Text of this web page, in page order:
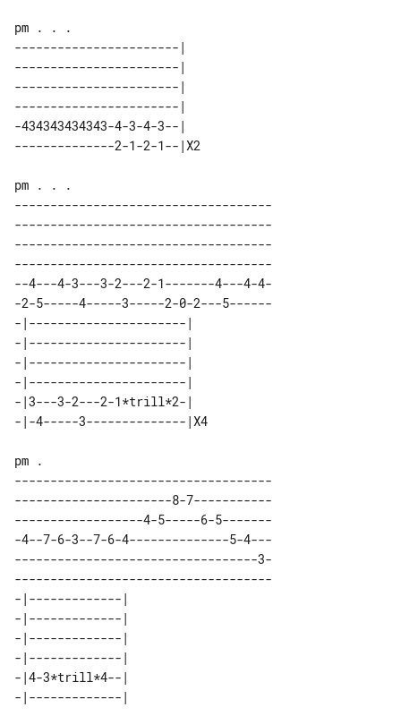
pm . . .
-----------------------|
-----------------------|
-----------------------|
-----------------------|
-434343434343-4-3-4-3--|
------------------------------------
------------------------------------
------------------------------------
------------------------------------
--4---4-3---3-2---2-1-------4---4-4-
-2-5-----4-----3-----2-0-2---5------
-|----------------------|
-|----------------------|
-|----------------------|
-|----------------------|
-|3---3-2---2-1*trill*2-|
------------------------------------
----------------------8-7-----------
------------------4-5-----6-5-------
-4--7-6-3--7-6-4--------------5-4---
----------------------------------3-
------------------------------------
-|-------------|
-|-------------|
-|-------------|
-|-------------|
-|4-3*trill*4--|